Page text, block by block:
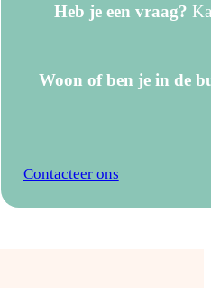
Heb je een vraag?
Woon of ben je in de
Contacteer ons